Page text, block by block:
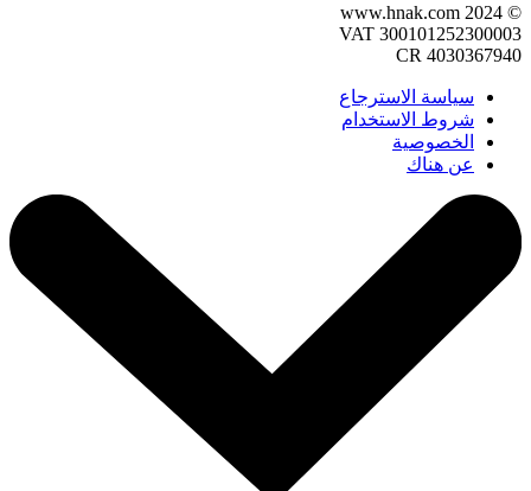
© 2024 www.hnak.com
VAT 300101252300003
CR 4030367940
سياسة الاسترجاع
شروط الاستخدام
الخصوصية
عن هناك